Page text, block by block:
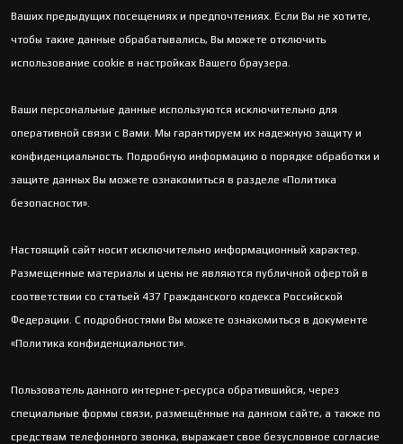
Ваших предыдущих посещениях и предпочтениях. Если Вы не хотите,
чтобы такие данные обрабатывались, Вы можете отключить
использование cookie в настройках Вашего браузера.
Ваши персональные данные используются исключительно для
оперативной связи с Вами. Мы гарантируем их надежную защиту и
конфиденциальность. Подробную информацию о порядке обработки и
защите данных Вы можете ознакомиться в разделе «Политика
безопасности».
Настоящий сайт носит исключительно информационный характер.
Размещенные материалы и цены не являются публичной офертой в
соответствии со статьей 437 Гражданского кодекса Российской
Федерации. С подробностями Вы можете ознакомиться в документе
«Политика конфиденциальности».
Пользователь данного интернет-ресурса обратившийся, через
специальные формы связи, размещённые на данном сайте, а также по
средствам телефонного звонка, выражает свое безусловное согласие